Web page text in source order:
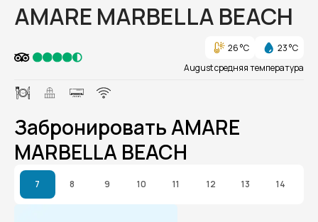
AMARE MARBELLA BEACH
26 °C
23 °C
August средняя температура
Забронировать AMARE
MARBELLA BEACH
7 8 9 10 11 12 13 14